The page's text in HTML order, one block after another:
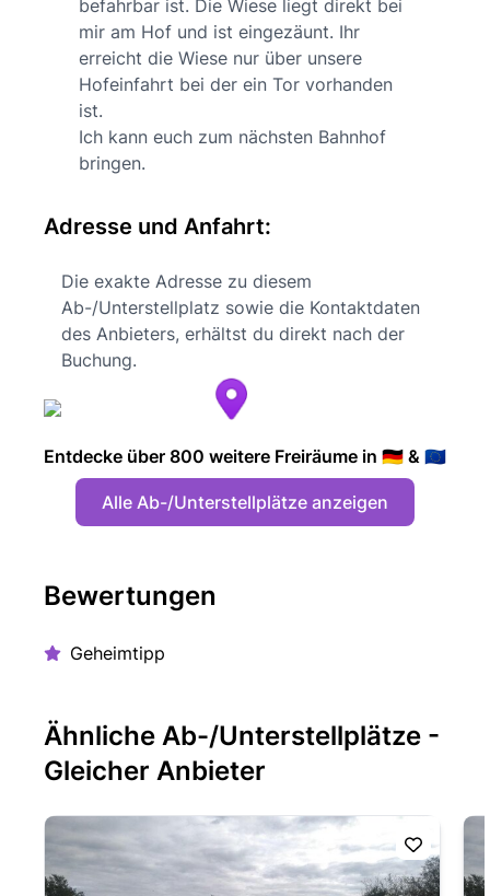
befahrbar ist. Die Wiese liegt direkt bei
mir am Hof und ist eingezäunt. Ihr
erreicht die Wiese nur über unsere
Hofeinfahrt bei der ein Tor vorhanden
ist.
Ich kann euch zum nächsten Bahnhof
bringen.
Adresse und Anfahrt:
Die exakte Adresse zu diesem
Ab-/Unterstellplatz sowie die Kontaktdaten
des Anbieters, erhältst du direkt nach der
Buchung.
Entdecke über 800 weitere Freiräume in 🇩🇪 & 🇪🇺
Alle Ab-/Unterstellplätze anzeigen
Bewertungen
Geheimtipp
Ähnliche Ab-/Unterstellplätze -
Gleicher Anbieter